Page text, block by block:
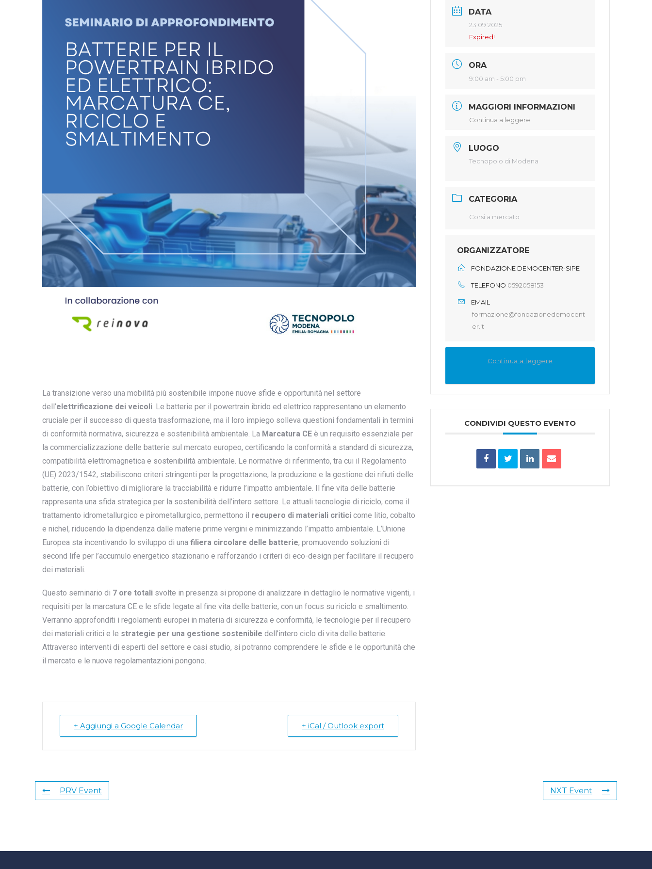
La transizione verso una mobilità più sostenibile impone nuove sfide e opportunità nel settore
dell’elettrificazione dei veicoli. Le batterie per il powertrain ibrido ed elettrico rappresentano un elemento
cruciale per il successo di questa trasformazione, ma il loro impiego solleva questioni fondamentali in termini
di conformità normativa, sicurezza e sostenibilità ambientale. La Marcatura CE è un requisito essenziale per
la commercializzazione delle batterie sul mercato europeo, certificando la conformità a standard di sicurezza,
compatibilità elettromagnetica e sostenibilità ambientale. Le normative di riferimento, tra cui il Regolamento
(UE) 2023/1542, stabiliscono criteri stringenti per la progettazione, la produzione e la gestione dei rifiuti delle
batterie, con l’obiettivo di migliorare la tracciabilità e ridurre l’impatto ambientale. Il fine vita delle batterie
rappresenta una sfida strategica per la sostenibilità dell’intero settore. Le attuali tecnologie di riciclo, come il
trattamento idrometallurgico e pirometallurgico, permettono il recupero di materiali critici come litio, cobalto
e nichel, riducendo la dipendenza dalle materie prime vergini e minimizzando l’impatto ambientale. L’Unione
Europea sta incentivando lo sviluppo di una filiera circolare delle batterie, promuovendo soluzioni di
second life per l’accumulo energetico stazionario e rafforzando i criteri di eco-design per facilitare il recupero
dei materiali.
Questo seminario di 7 ore totali svolte in presenza si propone di analizzare in dettaglio le normative vigenti, i
requisiti per la marcatura CE e le sfide legate al fine vita delle batterie, con un focus su riciclo e smaltimento.
Verranno approfonditi i regolamenti europei in materia di sicurezza e conformità, le tecnologie per il recupero
dei materiali critici e le strategie per una gestione sostenibile dell’intero ciclo di vita delle batterie.
Attraverso interventi di esperti del settore e casi studio, si potranno comprendere le sfide e le opportunità che
il mercato e le nuove regolamentazioni pongono.
+ Aggiungi a Google Calendar + iCal / Outlook export
DATA
23 09 2025
Expired!
ORA
9:00 am - 5:00 pm
MAGGIORI INFORMAZIONI
Continua a leggere
LUOGO
Tecnopolo di Modena
CATEGORIA
Corsi a mercato
ORGANIZZATORE
FONDAZIONE DEMOCENTER-SIPE
TELEFONO 0592058153
EMAIL
formazione@fondazionedemocent
er.it
Continua a leggere
CONDIVIDI QUESTO EVENTO
PRV Event NXT Event